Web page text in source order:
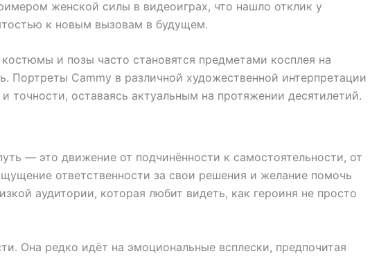
женской силы в видеоиграх, что нашло отклик у
к новым вызовам в будущем.
и позы часто становятся предметами косплея на
Портреты Cammy в различной художественной интерпретации
оставаясь актуальным на протяжении десятилетий.
— это движение от подчинённости к самостоятельности, от
ответственности за свои решения и желание помочь
аудитории, которая любит видеть, как героиня не просто
Она редко идёт на эмоциональные всплески, предпочитая